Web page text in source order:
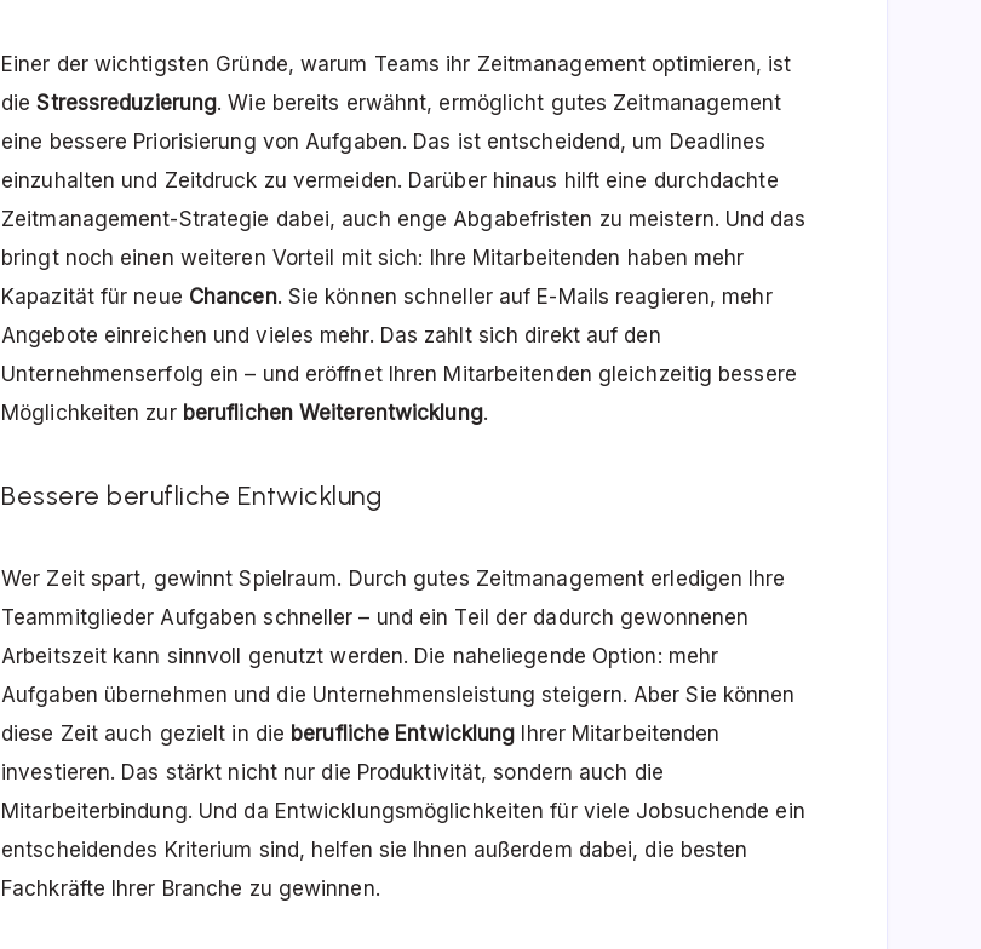
Einer der wichtigsten Gründe, warum Teams ihr Zeitmanagement optimieren, ist
dieStressreduzierung. Wie bereits erwähnt, ermöglicht gutes Zeitmanagement
eine bessere Priorisierung von Aufgaben. Das ist entscheidend, um Deadlines
einzuhalten und Zeitdruck zu vermeiden. Darüber hinaus hilft eine durchdachte
Zeitmanagement-Strategie dabei, auch enge Abgabefristen zu meistern. Und das
bringt noch einen weiteren Vorteil mit sich: Ihre Mitarbeitenden haben mehr
Kapazität für neue Chancen. Sie können schneller auf E-Mails reagieren, mehr
Angebote einreichen und vieles mehr. Das zahlt sich direkt auf den
Unternehmenserfolg ein – und eröffnet Ihren Mitarbeitenden gleichzeitig bessere
Möglichkeiten zur beruflichen Weiterentwicklung.
Bessere berufliche Entwicklung
Wer Zeit spart, gewinnt Spielraum. Durch gutes Zeitmanagement erledigen Ihre
Teammitglieder Aufgaben schneller – und ein Teil der dadurch gewonnenen
Arbeitszeit kann sinnvoll genutzt werden. Die naheliegende Option: mehr
Aufgaben übernehmen und die Unternehmensleistung steigern. Aber Sie können
diese Zeit auch gezielt in die berufliche Entwicklung Ihrer Mitarbeitenden
investieren. Das stärkt nicht nur die Produktivität, sondern auch die
Mitarbeiterbindung. Und da Entwicklungsmöglichkeiten für viele Jobsuchende ein
entscheidendes Kriterium sind, helfen sie Ihnen außerdem dabei, die besten
Fachkräfte Ihrer Branche zu gewinnen.